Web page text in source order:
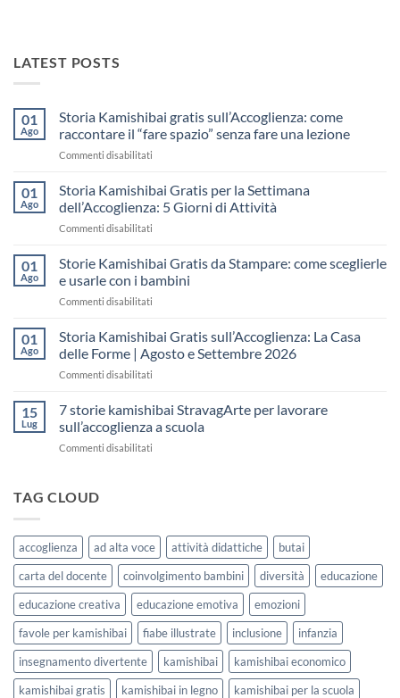
LATEST POSTS
01
Ago
Storia Kamishibai gratis sull’Accoglienza: come
raccontare il “fare spazio” senza fare una lezione
Commenti disabilitati
Kamishibai
sull’Accoglienza:
il
“fare
una
lezione
01
Ago
Storia Kamishibai Gratis per la Settimana
dell’Accoglienza: 5 Giorni di Attività
Commenti disabilitati
Kamishibai
per
dell’Accoglienza:
Giorni
01
Ago
Storie Kamishibai Gratis da Stampare: come sceglierle
e usarle con i bambini
Commenti disabilitati
Kamishibai
da
sceglierle
01
Ago
Storia Kamishibai Gratis sull’Accoglienza: La Casa
delle Forme | Agosto e Settembre 2026
Commenti disabilitati
Kamishibai
sull’Accoglienza:
Settembre
2026
15
Lug
7 storie kamishibai StravagArte per lavorare
sull’accoglienza a scuola
Commenti disabilitati
lavorare
sull’accoglienza
a
scuola
TAG CLOUD
accoglienza ad alta voce attività didattiche
butai
carta del docente
coinvolgimento bambini diversità
educazione
educazione creativa
educazione emotiva
emozioni
favole per kamishibai
fiabe illustrate inclusione
infanzia
insegnamento divertente
kamishibai
kamishibai economico
kamishibai gratis
kamishibai in legno
kamishibai per la scuola